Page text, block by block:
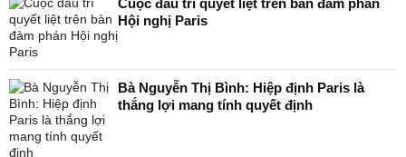
Cuộc đấu trí quyết liệt trên bàn đàm phán
Hội nghị Paris
Bà Nguyễn Thị Bình: Hiệp định Paris là
thắng lợi mang tính quyết định